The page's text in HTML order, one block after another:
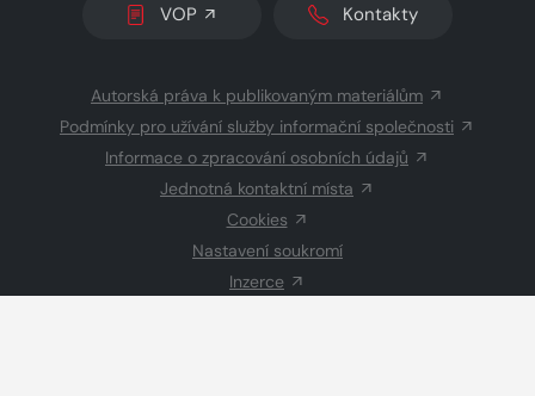
VOP Kontakty
Autorská práva k publikovaným materiálům
Podmínky pro užívání služby informační společnosti
Informace o zpracování osobních údajů
Jednotná kontaktní místa
Cookies
Nastavení soukromí
Inzerce